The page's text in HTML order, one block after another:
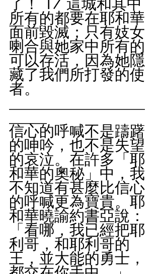
所有的都要在耶和華
面前毀滅；只有妓女
喇合與她家中所有的
可以存活，因為她隱
藏了我們所打發的使
者。
__________________
_____
信心的呼喊不是躊躇
的呻吟，也不是失望
的哀泣。在許多「耶
和華的奧秘」中，我
不知道有甚麼比信心
的呼喊更為寶貴。耶
和華曉諭約書亞說：
「看哪，我已經把耶
利哥，和耶利哥的
王，並大能的勇士，